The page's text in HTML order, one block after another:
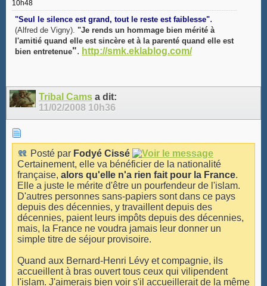
10h48
"Seul le silence est grand, tout le reste est faiblesse".
(Alfred de Vigny). "Je rends un hommage bien mérité à
l'amitié quand elle est sincère et à la parenté quand elle est
bien entretenue". http://smk.eklablog.com/
Tribal Cams a dit:
11/02/2008 10h36
Posté par Fodyé Cissé
Certainement, elle va bénéficier de la nationalité
française, alors qu'elle n'a rien fait pour la France.
Elle a juste le mérite d'être un pourfendeur de l'islam.
D'autres personnes sans-papiers sont dans ce pays
depuis des décennies, y travaillent depuis des
décennies, paient leurs impôts depuis des décennies,
mais, la France ne voudra jamais leur donner un
simple titre de séjour provisoire.
Quand aux Bernard-Henri Lévy et compagnie, ils
accueillent à bras ouvert tous ceux qui vilipendent
l'islam. J'aimerais bien voir s'il accueillerait de la même